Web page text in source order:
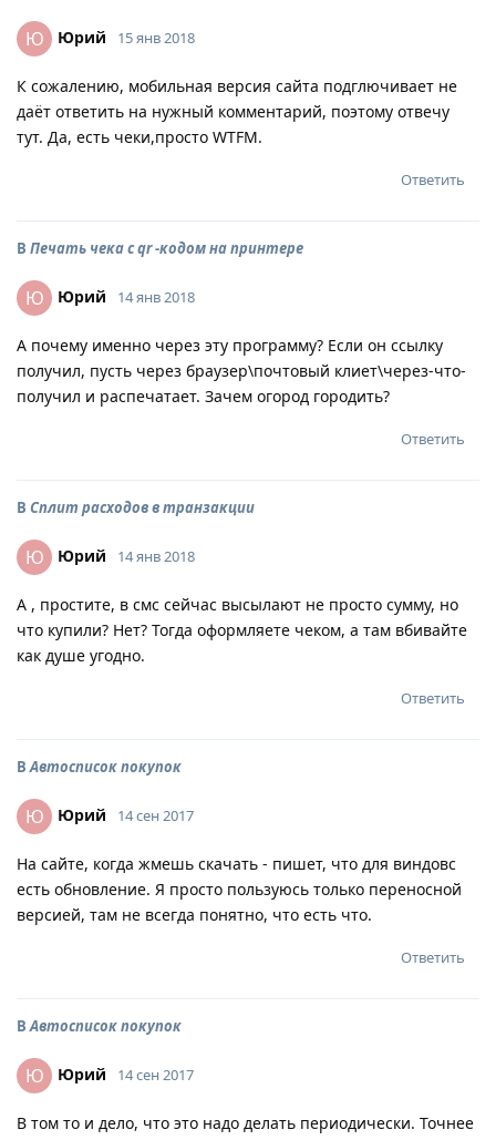
Ю Юрий 15 янв 2018
К сожалению, мобильная версия сайта подглючивает не
даёт ответить на нужный комментарий, поэтому отвечу
тут. Да, есть чеки,просто WTFM.
Ответить
В Печать чека с qr -кодом на принтере
Ю Юрий 14 янв 2018
А почему именно через эту программу? Если он ссылку
получил, пусть через браузер\почтовый клиет\через-что-
получил и распечатает. Зачем огород городить?
Ответить
В Сплит расходов в транзакции
Ю Юрий 14 янв 2018
А , простите, в смс сейчас высылают не просто сумму, но
что купили? Нет? Тогда оформляете чеком, а там вбивайте
как душе угодно.
Ответить
ВАвтосписок покупок
Ю Юрий 14 сен 2017
На сайте, когда жмешь скачать - пишет, что для виндовс
есть обновление. Я просто пользуюсь только переносной
версией, там не всегда понятно, что есть что.
Ответить
ВАвтосписок покупок
Ю Юрий 14 сен 2017
В том то и дело, что это надо делать периодически. Точнее